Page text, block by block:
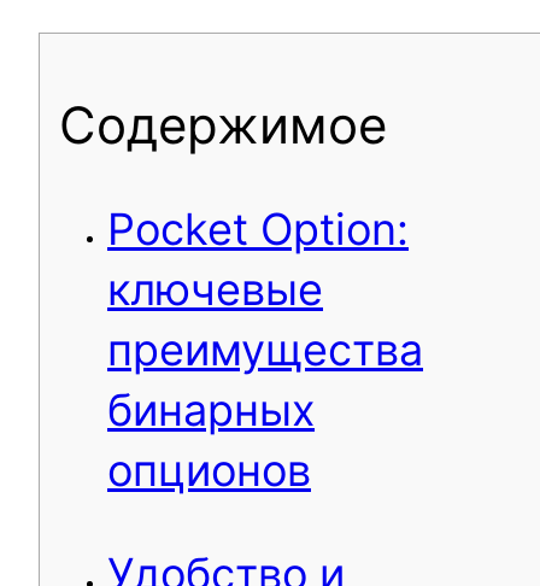
Содержимое
Pocket Option:
ключевые
преимущества
бинарных
опционов
Удобство и